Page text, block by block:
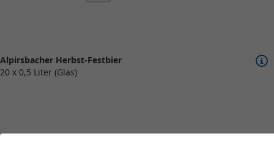
Alpirsbacher Herbst-Festbier
20 x 0,5 Liter (Glas)